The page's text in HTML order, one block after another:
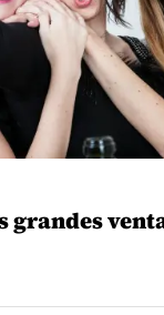
grandes